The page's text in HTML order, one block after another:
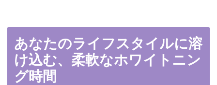
あなたのライフスタイルに溶
け込む、柔軟なホワイトニン
グ時間